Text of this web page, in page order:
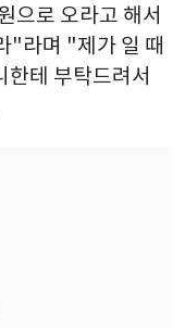
으로 오라고 해서
"라며 "제가 일 때
한테 부탁드려서